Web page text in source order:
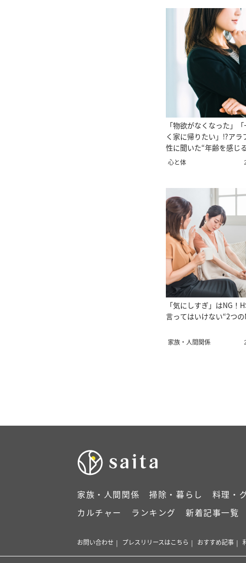
「物欲がなくなった」
く家に帰りたい」⁉︎アラ
性に聞いた“年齢を感じ
心と体
「気にしすぎ」はNG！
言ってはいけない“2つの
家族・人間関係
家族・人間関係 掃除・暮らし 料理・
カルチャー
ランキング 新着記事一覧
お問い合わせ プレスリリースはこちら おすすめ記事